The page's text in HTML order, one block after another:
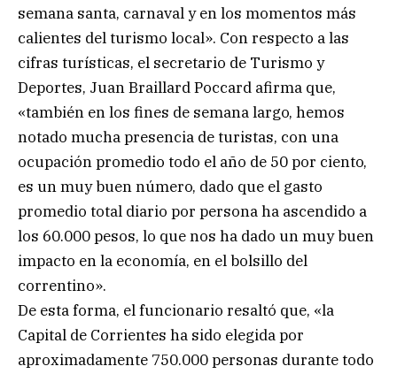
semana santa, carnaval y en los momentos más
calientes del turismo local». Con respecto a las
cifras turísticas, el secretario de Turismo y
Deportes, Juan Braillard Poccard afirma que,
«también en los fines de semana largo, hemos
notado mucha presencia de turistas, con una
ocupación promedio todo el año de 50 por ciento,
es un muy buen número, dado que el gasto
promedio total diario por persona ha ascendido a
los 60.000 pesos, lo que nos ha dado un muy buen
impacto en la economía, en el bolsillo del
correntino».
De esta forma, el funcionario resaltó que, «la
Capital de Corrientes ha sido elegida por
aproximadamente 750.000 personas durante todo